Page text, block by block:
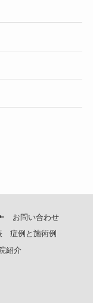
お問い合わせ
症例と施術例
紹介